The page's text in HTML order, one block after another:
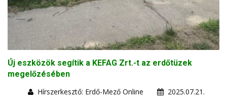
Új eszközök segítik a KEFAG Zrt.-t az erdőtüzek
megelőzésében
Hírszerkesztő: Erdő-Mező Online
2025.07.21.